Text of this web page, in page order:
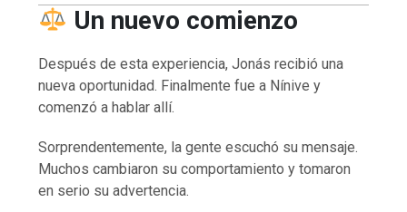
Un nuevo comienzo
Después de esta experiencia, Jonás recibió una
nueva oportunidad. Finalmente fue a Nínive y
comenzó a hablar allí.
Sorprendentemente, la gente escuchó su mensaje.
Muchos cambiaron su comportamiento y tomaron
en serio su advertencia.